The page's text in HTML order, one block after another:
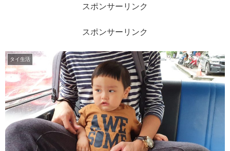
スポンサーリンク
スポンサーリンク
タイ生活